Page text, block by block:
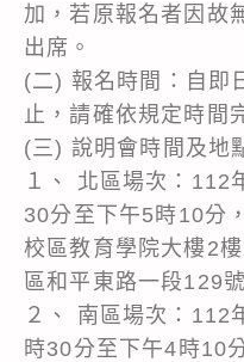
加，若原報名者因故
出席。
(二) 報名時間：自即
止，請確依規定時間
(三) 說明會時間及地
１、 北區場次：112
30分至下午5時10分
校區教育學院大樓2
區和平東路一段129號
２、 南區場次：112
時30分至下午4時10